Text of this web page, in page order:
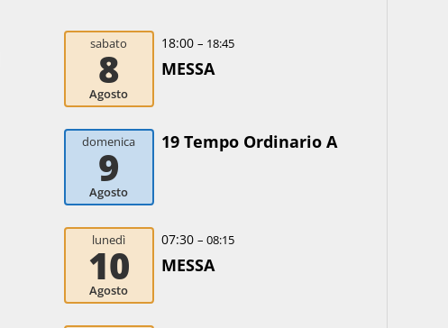
sabato
8
Agosto
18:00 – 18:45
MESSA
domenica
9
Agosto
19 Tempo Ordinario A
lunedì
10
Agosto
07:30 – 08:15
MESSA